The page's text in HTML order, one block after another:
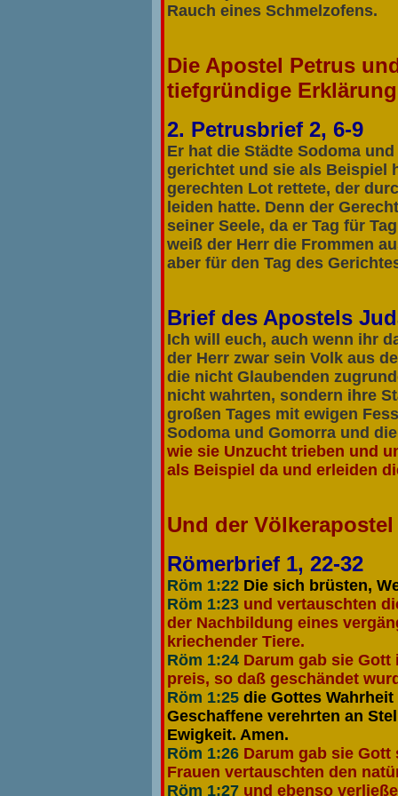
Rauch eines Schmelzofens.
Die Apostel Petrus
tiefgründige
2. Petrusbrief 2, 6-9
Er hat die Städte Sodoma
gerichtet und sie als Beispiel
gerechten Lot rettete, der
leiden hatte. Denn der
seiner Seele, da er Tag für
weiß der Herr die Frommen
aber für den Tag des
Brief des Apostels
Ich will euch, auch wenn ihr
der Herr zwar sein Volk aus
die nicht Glaubenden
nicht wahrten, sondern ihre
großen Tages mit ewigen
Sodoma und Gomorra und
wie sie Unzucht trieben und
als Beispiel da und erleiden
Und der
Römerbrief 1, 22-32
Röm 1:22 Die sich brüsten,
Röm 1:23 und vertauschten
der Nachbildung eines
kriechender Tiere.
Röm 1:24 Darum gab sie
preis, so daß geschändet
Röm 1:25 die Gottes
Geschaffene verehrten an
Ewigkeit. Amen.
Röm 1:26 Darum gab sie
Frauen vertauschten den
Röm 1:27 und ebenso